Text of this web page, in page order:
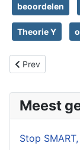
beoordelen
Theorie Y
Previous article:
Prev
Meest
Stop